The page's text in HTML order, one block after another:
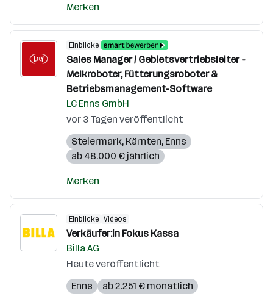
Merken
Einblicke
Sales Manager / Gebietsvertriebsleiter -
Melkroboter, Fütterungsroboter &
Betriebsmanagement-Software
LC Enns GmbH
vor 3 Tagen veröffentlicht
Steiermark, Kärnten, Enns
ab 48.000 € jährlich
Merken
Einblicke Videos
Verkäufer:in Fokus Kassa
Billa AG
Heute veröffentlicht
Enns
ab 2.251 € monatlich